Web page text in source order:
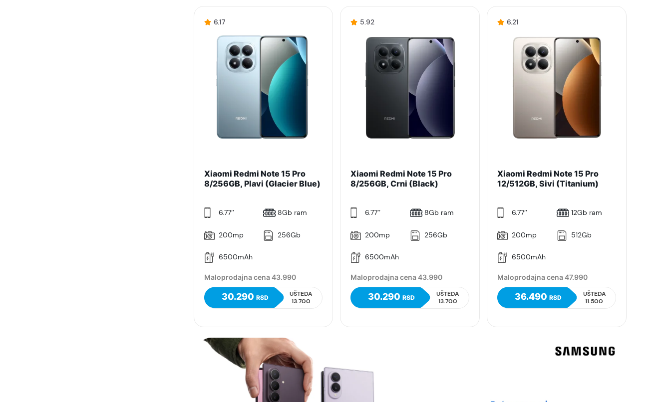
6.17
Xiaomi Redmi Note 15 Pro
8/256GB, Plavi (Glacier Blue)
6.77’’ 8Gb ram
200mp 256Gb
6500mAh
Maloprodajna cena 43.990
30.290 RSD
UŠTEDA
13.700
5.92
Xiaomi Redmi Note 15 Pro
8/256GB, Crni (Black)
6.77’’ 8Gb ram
200mp 256Gb
6500mAh
Maloprodajna cena 43.990
30.290RSD
UŠTEDA
13.700
6.21
Xiaomi Redmi Note 15 Pro
12/512GB, Sivi (Titanium)
6.77’’ 12Gb ram
200mp 512Gb
6500mAh
Maloprodajna cena 47.990
36.490RSD
UŠTEDA
11.500